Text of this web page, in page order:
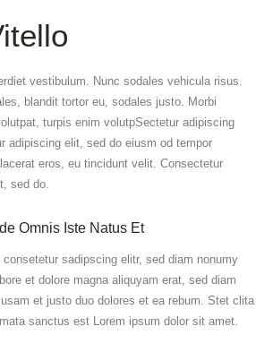
vestibulum. Nunc sodales vehicula risus.
blandit tortor eu, sodales justo. Morbi
turpis enim volutpSectetur adipiscing
adipiscing elit, sed do eiusm od tempor
eros, eu tincidunt velit. Consectetur
sed do.
Omnis Iste Natus Et
sadipscing elitr, sed diam nonumy
et dolore magna aliquyam erat, sed diam
et justo duo dolores et ea rebum. Stet clita
sanctus est Lorem ipsum dolor sit amet.